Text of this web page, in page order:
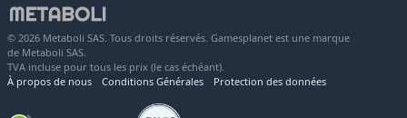
© 2026 Metaboli SAS. Tous droits réservés. Gamesplanet est une marque
de Metaboli SAS.
TVA incluse pour tous les prix (le cas échéant).
À propos de nous
Conditions Générales Protection des données